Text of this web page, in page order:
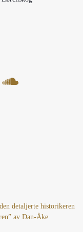
detaljerte historikeren
av Dan-Åke